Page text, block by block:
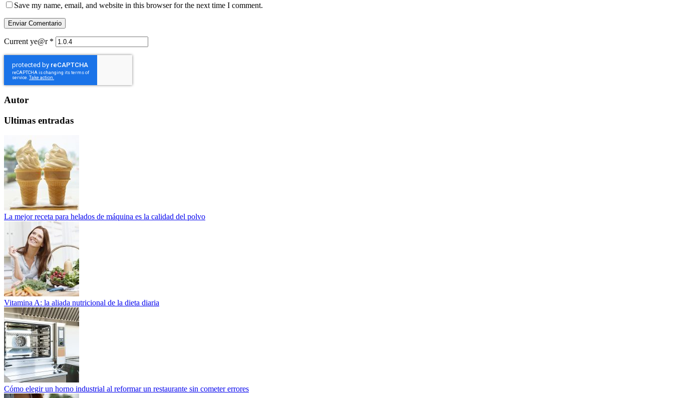
Save my name, email, and website in this browser for the next time I comment.
Current ye@r *
Autor
Ultimas entradas
La mejor receta para helados de máquina es la calidad del polvo
Vitamina A: la aliada nutricional de la dieta diaria
Cómo elegir un horno industrial al reformar un restaurante sin cometer errores